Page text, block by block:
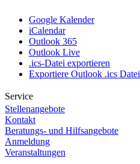
Google Kalender
iCalendar
Outlook 365
Outlook Live
.ics-Datei exportieren
Exportiere Outlook .ics Datei
Service
Stellenangebote
Kontakt
Beratungs- und Hilfsangebote
Anmeldung
Veranstaltungen